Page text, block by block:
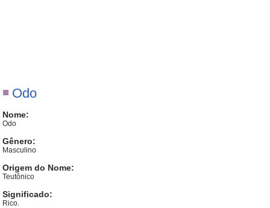
Odo
Nome:
Odo
Gênero:
Masculino
Origem do Nome:
Teutônico
Significado:
Rico.